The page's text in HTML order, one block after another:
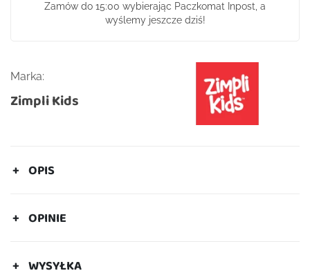
Zamów do 15:00 wybierając Paczkomat Inpost, a
wyślemy jeszcze dziś!
Marka:
Zimpli Kids
OPIS
OPINIE
WYSYŁKA